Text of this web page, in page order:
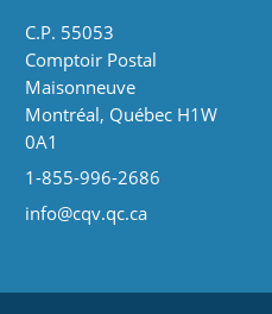
C.P. 55053
Comptoir Postal
Maisonneuve
Montréal, Québec H1W
0A1
1-855-996-2686
info@cqv.qc.ca